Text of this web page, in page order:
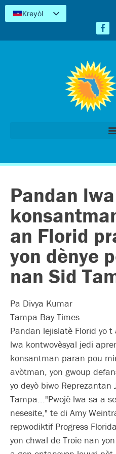
Kreyòl
Español
Pandan
an Florid
yon dènye
nan Sid
Pa Divya Kumar
Tampa Bay Times
Pandan lejislatè Florid yo
lwa kontwovèsyal jedi
konsantman paran pou
avòtman, yon gwoup
yo deyò biwo Reprezantan
Tampa..."Pwojè lwa sa a
nesesite," te di Amy
repwodiktif Progress
yon chwal de Troie nan